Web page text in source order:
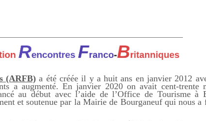
(ARFB)a été créée il y a huit ans en janvier 2012
a augmenté. En janvier 2020 on avait cent-trente
au début avec l’aide de l’Office de Tourisme à
et soutenue par la Mairie de Bourganeuf qui nous